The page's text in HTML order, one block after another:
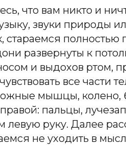
что вам никто и
звуки природы
стараемся полностью
развернуты к
и выдохов ртом,
все части
мышцы, колено,
пальцы,
левую руку. Далее
не уходить в